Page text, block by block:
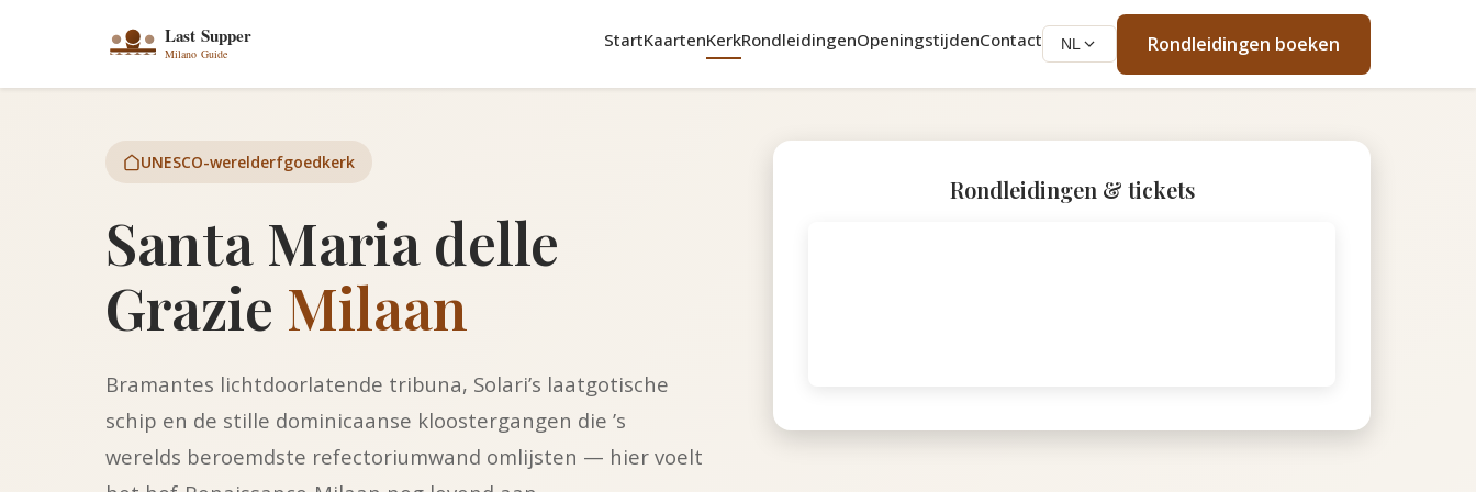
StartKaartenKerkRondleidingenOpeningstijdenContact NL Rondleidingen boeken
UNESCO-werelderfgoedkerk
Santa Maria delle
Grazie Milaan
Bramantes lichtdoorlatende tribuna, Solari’s laatgotische
schip en de stille dominicaanse kloostergangen die ’s
werelds beroemdste refectoriumwand omlijsten — hier voelt
Rondleidingen & tickets